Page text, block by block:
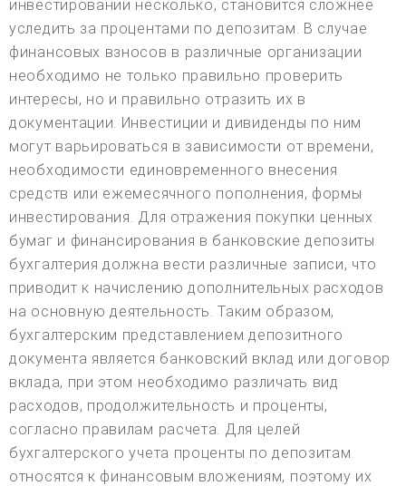
инвестировании несколько, становится сложнее
уследить за процентами по депозитам. В случае
финансовых взносов в различные организации
необходимо не только правильно проверить
интересы, но и правильно отразить их в
документации. Инвестиции и дивиденды по ним
могут варьироваться в зависимости от времени,
необходимости единовременного внесения
средств или ежемесячного пополнения, формы
инвестирования. Для отражения покупки ценных
бумаг и финансирования в банковские депозиты
бухгалтерия должна вести различные записи, что
приводит к начислению дополнительных расходов
на основную деятельность. Таким образом,
бухгалтерским представлением депозитного
документа является банковский вклад или договор
вклада, при этом необходимо различать вид
расходов, продолжительность и проценты,
согласно правилам расчета. Для целей
бухгалтерского учета проценты по депозитам
относятся к финансовым вложениям, поэтому их